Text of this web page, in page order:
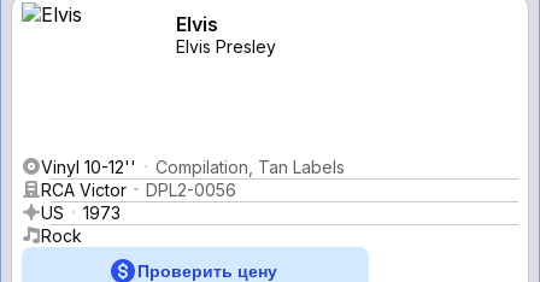
Elvis
Elvis Presley
Vinyl 10-12''
Compilation, Tan Labels
RCA Victor
DPL2-0056
US
1973
Rock
Проверить цену